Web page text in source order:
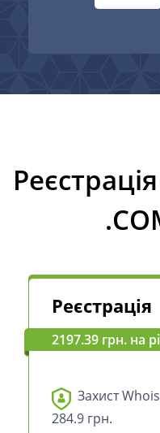
Реєстрація
2197.39 грн. на
Захист
284.9 грн.